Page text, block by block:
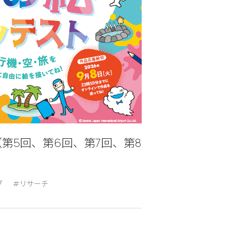
5回、第6回、第7回、第8
リサーチ